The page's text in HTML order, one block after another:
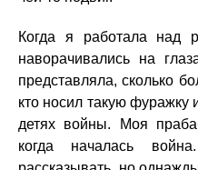
Когда я работала над
наворачивались на
представляла, сколько
кто носил такую
детях войны. Моя
когда началась